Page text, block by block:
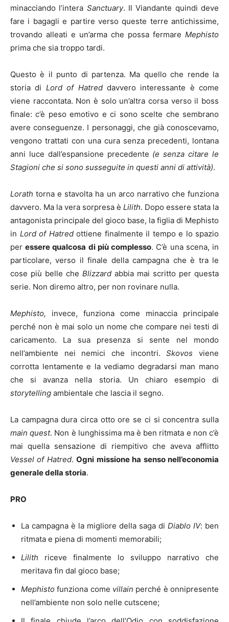
minacciando l’intera Sanctuary. Il Viandante quindi deve
fare i bagagli e partire verso queste terre antichissime,
trovando alleati e un’arma che possa fermare Mephisto
prima che sia troppo tardi.
Questo è il punto di partenza. Ma quello che rende la
storia di Lord of Hatreddavvero interessante è come
viene raccontata. Non è solo un’altra corsa verso il boss
finale: c’è peso emotivo e ci sono scelte che sembrano
avere conseguenze. I personaggi, che già conoscevamo,
vengono trattati con una cura senza precedenti, lontana
anni luce dall’espansione precedente (e senza citare le
Stagioni che si sono susseguite in questi anni di attività).
Lorath torna e stavolta ha un arco narrativo che funziona
davvero. Ma la vera sorpresa è Lilith. Dopo essere stata la
antagonista principale del gioco base, la figlia di Mephisto
in Lord of Hatredottiene finalmente il tempo e lo spazio
peressere qualcosa di più complesso. C’è una scena, in
particolare, verso il finale della campagna che è tra le
cose più belle che Blizzard abbia mai scritto per questa
serie. Non diremo altro, per non rovinare nulla.
Mephisto, invece, funziona come minaccia principale
perché non è mai solo un nome che compare nei testi di
caricamento. La sua presenza si sente nel mondo
nell’ambiente nei nemici che incontri.Skovos viene
corrotta lentamente e la vediamo degradarsi man mano
che si avanza nella storia. Un chiaro esempio di
storytelling ambientale che lascia il segno.
La campagna dura circa otto ore se ci si concentra sulla
main quest. Non è lunghissima ma è ben ritmata e non c’è
mai quella sensazione di riempitivo che aveva afflitto
Vessel of Hatred.Ogni missione ha senso nell’economia
generale della storia.
PRO
La campagna è la migliore della saga di Diablo IV: ben
ritmata e piena di momenti memorabili;
Lilith riceve finalmente lo sviluppo narrativo che
meritava fin dal gioco base;
Mephisto funziona come villain perché è onnipresente
nell’ambiente non solo nelle cutscene;